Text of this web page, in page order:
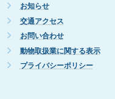
お知らせ
交通アクセス
お問い合わせ
動物取扱業に関する表示
プライバシーポリシー